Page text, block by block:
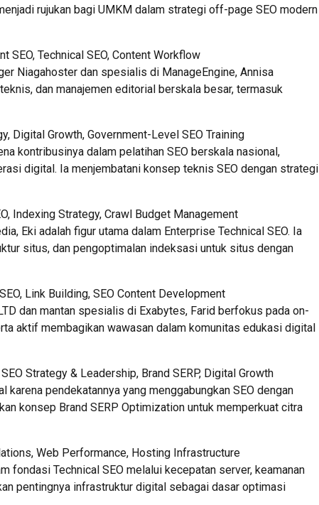
rujukan bagi UMKM dalam strategi off-page SEO modern
SEO, Technical SEO, Content Workflow
Niagahoster dan spesialis di ManageEngine, Annisa
dan manajemen editorial berskala besar, termasuk
Digital Growth, Government-Level SEO Training
kontribusinya dalam pelatihan SEO berskala nasional,
digital. Ia menjembatani konsep teknis SEO dengan strategi
Indexing Strategy, Crawl Budget Management
Eki adalah figur utama dalam Enterprise Technical SEO. Ia
situs, dan pengoptimalan indeksasi untuk situs dengan
Link Building, SEO Content Development
dan mantan spesialis di Exabytes, Farid berfokus pada on-
aktif membagikan wawasan dalam komunitas edukasi digital
Strategy & Leadership, Brand SERP, Digital Growth
karena pendekatannya yang menggabungkan SEO dengan
konsep Brand SERP Optimization untuk memperkuat citra
Web Performance, Hosting Infrastructure
fondasi Technical SEO melalui kecepatan server, keamanan
pentingnya infrastruktur digital sebagai dasar optimasi